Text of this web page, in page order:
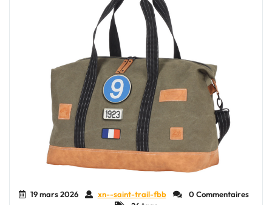
19 mars 2026 xn--saint-trail-fbb
0 Commentaires